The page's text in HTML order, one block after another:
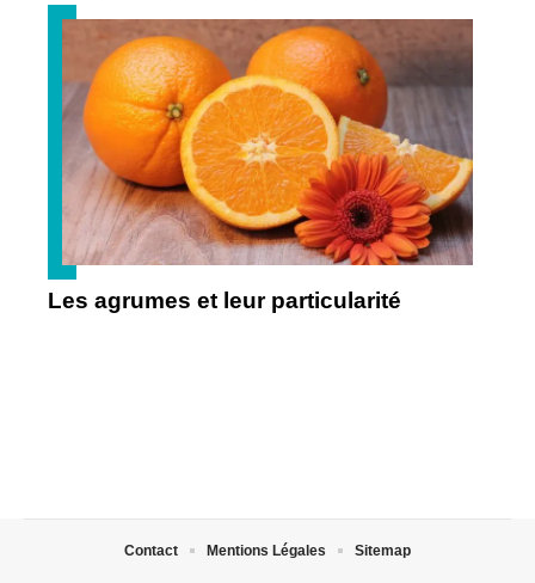
Les agrumes et leur particularité
Contact Mentions Légales Sitemap